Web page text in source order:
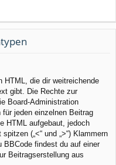
HTML, die dir weitreichende
gibt. Die Rechte zur
Board-Administration
jeden einzelnen Beitrag
HTML aufgebaut, jedoch
(„<“ und „>“) Klammern
BBCode findest du auf einer
Beitragserstellung aus